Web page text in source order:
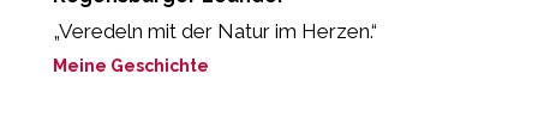
„Veredeln mit der Natur im Herzen.“
Meine Geschichte